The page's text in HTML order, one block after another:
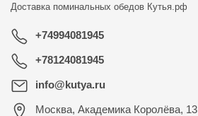
Доставка поминальных обедов Кутья.рф
+74994081945
+78124081945
info@kutya.ru
Москва, Академика Королёва, 13